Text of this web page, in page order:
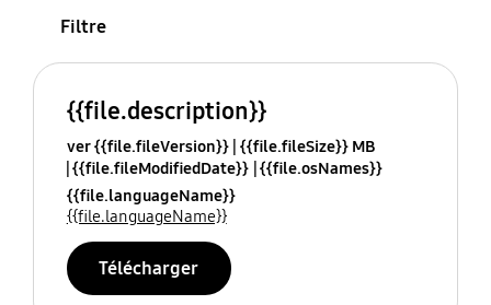
Filtre
{{file.description}}
ver {{file.fileVersion}} {{file.fileSize}} MB
{{file.fileModifiedDate}} {{file.osNames}}
{{file.languageName}}
{{file.languageName}}
Télécharger